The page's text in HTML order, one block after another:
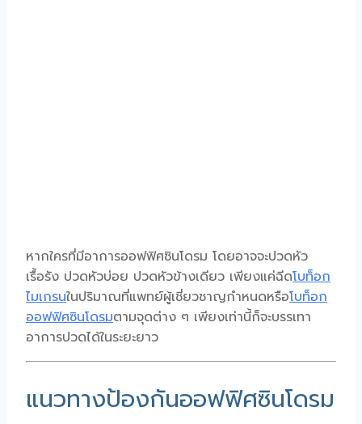
หากใครที่มีอาการออฟฟิศซินโดรม โดยอาจจะปวดหัว
เรื้อรัง ปวดหัวบ่อย ปวดหัวข้างเดียว เพียงแค่ฉีดโบท็อก
ไมเกรนในปริมาณที่แพทย์ผู้เชี่ยวชาญกำหนดหรือโบท็อก
ออฟฟิศซินโดรมตามจุดต่าง ๆ เพียงเท่านี้ก็จะบรรเทา
อาการปวดได้ในระยะยาว
แนวทางป้องกันออฟฟิศซินโดรม